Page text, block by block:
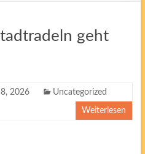
geht
2026 Uncategorized
Weiterlesen